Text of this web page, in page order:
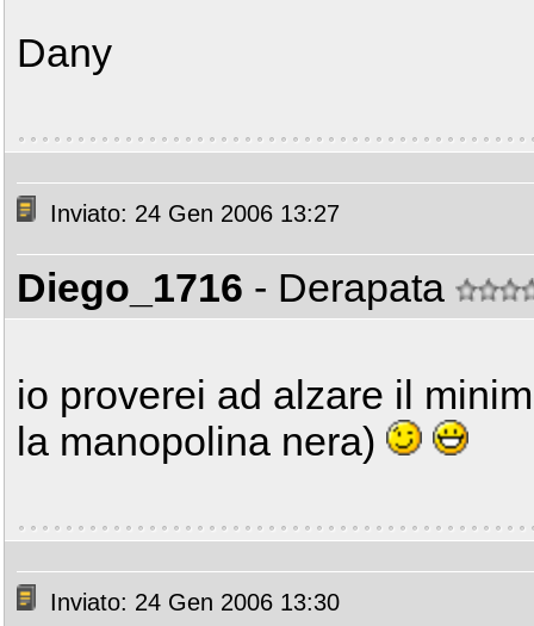
Dany
Inviato: 24 Gen 2006 13:27
Diego_1716 - Derapata
io proverei ad alzare il
la manopolina nera)
Inviato: 24 Gen 2006 13:30